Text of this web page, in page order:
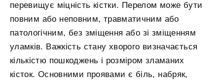
перевищує міцність кістки. Перелом може бути
повним або неповним, травматичним або
патологічним, без зміщення або зі зміщенням
уламків. Важкість стану хворого визначається
кількістю пошкоджень і розміром зламаних
кісток. Основними проявами є біль, набряк,